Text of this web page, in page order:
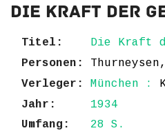
Die Kraft der
Titel:
Die Kraft
Personen:
Verleger:
München :
Jahr:
1934
Umfang:
28 S.